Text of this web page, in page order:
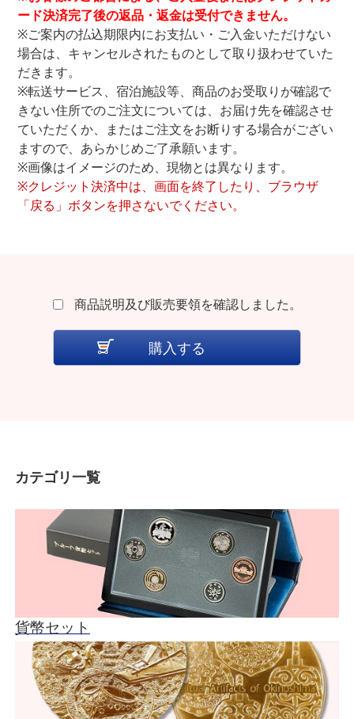
ード決済完了後の返品・返金は受付できません。
※ご案内の払込期限内にお支払い・ご入金いただけない
場合は、キャンセルされたものとして取り扱わせていた
だきます。
※転送サービス、宿泊施設等、商品のお受取りが確認で
きない住所でのご注文については、お届け先を確認させ
ていただくか、またはご注文をお断りする場合がござい
ますので、あらかじめご了承願います。
※画像はイメージのため、現物とは異なります。
※クレジット決済中は、画面を終了したり、ブラウザ
「戻る」ボタンを押さないでください。
商品説明及び販売要領を確認しました。
カテゴリ一覧
貨幣セット